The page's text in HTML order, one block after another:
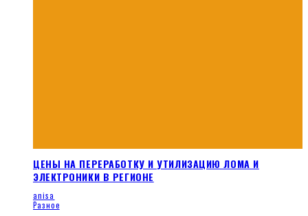
ЦЕНЫ НА ПЕРЕРАБОТКУ И УТИЛИЗАЦИЮ ЛОМА И
ЭЛЕКТРОНИКИ В РЕГИОНЕ
anisa
Разное